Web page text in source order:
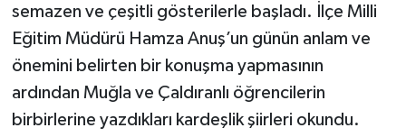
semazen ve çeşitli gösterilerle başladı. İlçe Milli
Eğitim Müdürü Hamza Anuş’un günün anlam ve
önemini belirten bir konuşma yapmasının
ardından Muğla ve Çaldıranlı öğrencilerin
birbirlerine yazdıkları kardeşlik şiirleri okundu.